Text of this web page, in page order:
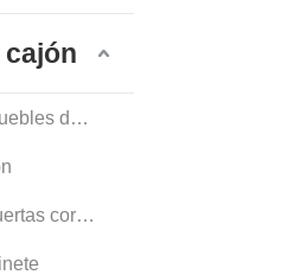
cajón
Cerraduras para muebles de oficina
Cerraduras para puertas corredizas de vidrio